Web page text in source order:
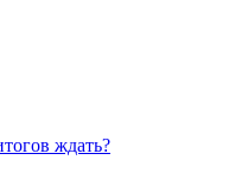
ждать?